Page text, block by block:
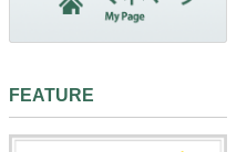
FEATURE